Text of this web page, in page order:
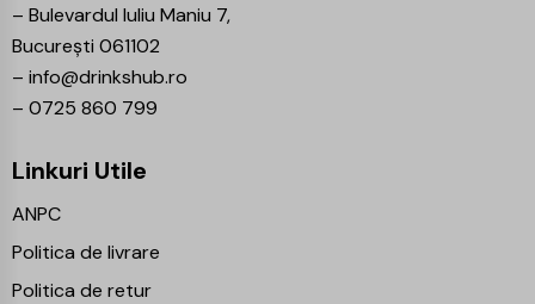
– Bulevardul Iuliu Maniu 7,
București 061102
– info@drinkshub.ro
– 0725 860 799
Linkuri Utile
ANPC
Politica de livrare
Politica de retur